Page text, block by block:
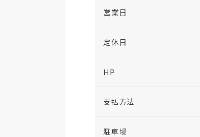
営業日
定休日
HP
支払方法
駐車場